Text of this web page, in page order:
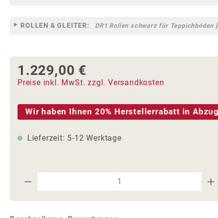
ROLLEN & GLEITER: DR1 Rollen schwarz für Teppichböden
Regulärer Preis:
1.229,00 €
Preise inkl. MwSt. zzgl. Versandkosten
Wir haben Ihnen 20% Herstellerrabatt in
Lieferzeit: 5-12 Werktage
Produkt Anzahl: Gib den